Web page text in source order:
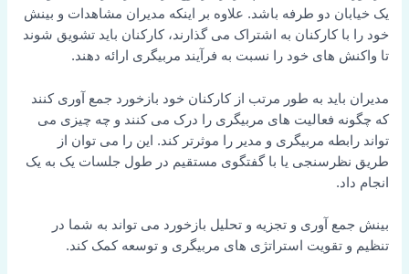
یک خیابان دو طرفه باشد. علاوه بر اینکه مدیران مشاهدات و بینش
خود را با کارکنان به اشتراک می گذارند، کارکنان باید تشویق شوند
تا واکنش های خود را نسبت به فرآیند مربیگری ارائه دهند.
مدیران باید به طور مرتب از کارکنان خود بازخورد جمع آوری کنند
که چگونه فعالیت های مربیگری را درک می کنند و چه چیزی می
تواند رابطه مربیگری و مدیر را موثرتر کند. این را می توان از
طریق نظرسنجی یا با گفتگوی مستقیم در طول جلسات یک به یک
انجام داد.
بینش جمع آوری و تجزیه و تحلیل بازخورد می تواند به شما در
تنظیم و تقویت استراتژی های مربیگری و توسعه کمک کند.